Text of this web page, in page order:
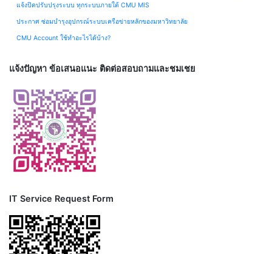
แจ้งปิดปรับปรุงระบบ ทุกระบบภายใต้ CMU MIS
ประกาศ ซ่อมบำรุงอุปกรณ์ระบบเครือข่ายหลักของมหาวิทยาลัย
CMU Account ใช้ทำอะไรได้บ้าง?
แจ้งปัญหา ข้อเสนอแนะ ติดต่อสอบถามและชมเชย
IT Service Request Form